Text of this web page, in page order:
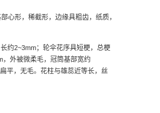
心形，稀截形，边缘具粗齿，纸质，
约2~3mm；轮伞花序具短梗，总梗
，外被微柔毛，冠筒基部宽约
平，无毛。花柱与雄蕊近等长，丝